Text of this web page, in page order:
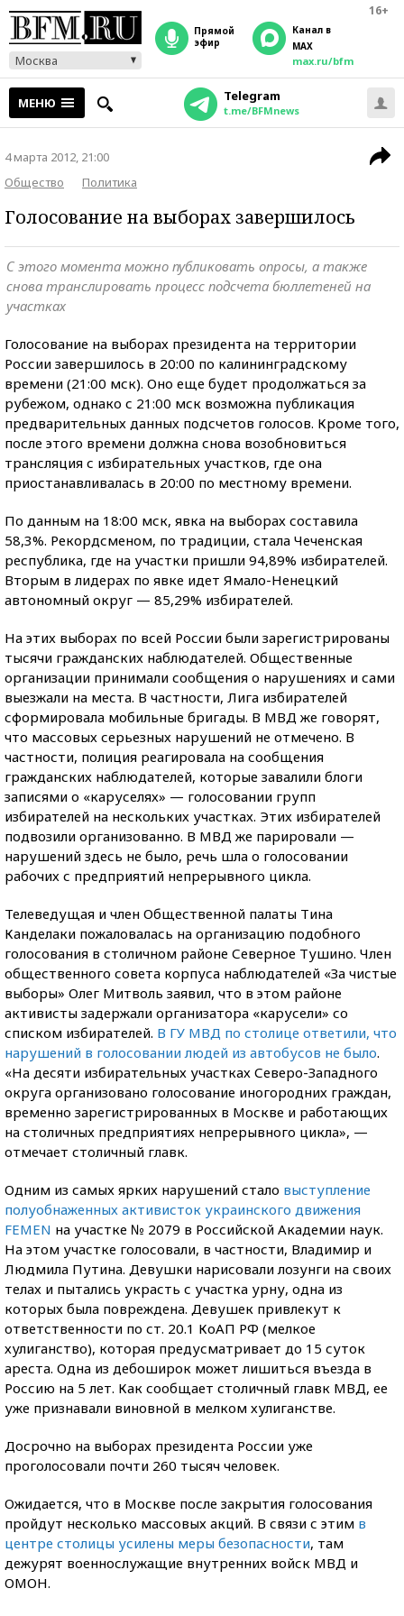
16+
Москва
прямой
эфир
Канал в
MAX
max.ru/bfm
МЕНЮ Telegram
t.me/BFMnews
4 марта 2012, 21:00
Общество
Политика
Голосование на выборах завершилось
С этого момента можно публиковать опросы, а также
снова транслировать процесс подсчета бюллетеней на
участках
Голосование на выборах президента на территории
России завершилось в 20:00 по калининградскому
времени (21:00 мск). Оно еще будет продолжаться за
рубежом, однако с 21:00 мск возможна публикация
предварительных данных подсчетов голосов. Кроме того,
после этого времени должна снова возобновиться
трансляция с избирательных участков, где она
приостанавливалась в 20:00 по местному времени.
По данным на 18:00 мск, явка на выборах составила
58,3%. Рекордсменом, по традиции, стала Чеченская
республика, где на участки пришли 94,89% избирателей.
Вторым в лидерах по явке идет Ямало-Ненецкий
автономный округ — 85,29% избирателей.
На этих выборах по всей России были зарегистрированы
тысячи гражданских наблюдателей. Общественные
организации принимали сообщения о нарушениях и сами
выезжали на места. В частности, Лига избирателей
сформировала мобильные бригады. В МВД же говорят,
что массовых серьезных нарушений не отмечено. В
частности, полиция реагировала на сообщения
гражданских наблюдателей, которые завалили блоги
записями о «каруселях» — голосовании групп
избирателей на нескольких участках. Этих избирателей
подвозили организованно. В МВД же парировали —
нарушений здесь не было, речь шла о голосовании
рабочих с предприятий непрерывного цикла.
Телеведущая и член Общественной палаты Тина
Канделаки пожаловалась на организацию подобного
голосования в столичном районе Северное Тушино. Член
общественного совета корпуса наблюдателей «За чистые
выборы» Олег Митволь заявил, что в этом районе
активисты задержали организатора «карусели» со
списком избирателей. В ГУ МВД по столице ответили, что
нарушений в голосовании людей из автобусов не было.
«На десяти избирательных участках Северо-Западного
округа организовано голосование иногородних граждан,
временно зарегистрированных в Москве и работающих
на столичных предприятиях непрерывного цикла», —
отмечает столичный главк.
Одним из самых ярких нарушений стало выступление
полуобнаженных активисток украинского движения
FEMEN на участке № 2079 в Российской Академии наук.
На этом участке голосовали, в частности, Владимир и
Людмила Путина. Девушки нарисовали лозунги на своих
телах и пытались украсть с участка урну, одна из
которых была повреждена. Девушек привлекут к
ответственности по ст. 20.1 КоАП РФ (мелкое
хулиганство), которая предусматривает до 15 суток
ареста. Одна из дебоширок может лишиться въезда в
Россию на 5 лет. Как сообщает столичный главк МВД, ее
уже признавали виновной в мелком хулиганстве.
Досрочно на выборах президента России уже
проголосовали почти 260 тысяч человек.
Ожидается, что в Москве после закрытия голосования
пройдут несколько массовых акций. В связи с этим в
центре столицы усилены меры безопасности, там
дежурят военнослужащие внутренних войск МВД и
ОМОН.